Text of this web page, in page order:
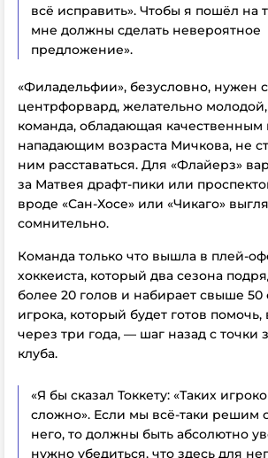
всё исправить». Чтобы я пошёл на
мне должны сделать невероятное
предложение».
«Филадельфии», безусловно, нужен
центрфорвард, желательно
команда, обладающая
нападающим возраста Мичкова, не
ним расставаться. Для «Флайерз»
за Матвея драфт-пики или
вроде «Сан-Хосе» или «Чикаго»
сомнительно.
Команда только что вышла в плей-
хоккеиста, который два сезона
более 20 голов и набирает свыше 50
игрока, который будет готов
через три года, — шаг назад с точки
клуба.
«Я бы сказал Токкету: «Таких
сложно». Если мы всё-таки решим
него, то должны быть абсолютно
нужно убедиться, что здесь для